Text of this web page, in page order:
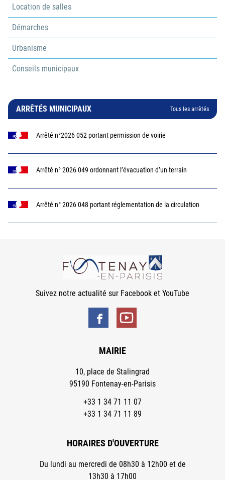
Location de salles
Démarches
Urbanisme
Conseils municipaux
ARRÊTÉS MUNICIPAUX Tous les arrêtés
Arrêté n°2026 052 portant permission de voirie
Arrêté n° 2026 049 ordonnant l’évacuation d’un terrain
Arrêté n° 2026 048 portant réglementation de la circulation
Suivez notre actualité sur Facebook et YouTube
MAIRIE
10, place de Stalingrad
95190 Fontenay-en-Parisis
+33 1 34 71 11 07
+33 1 34 71 11 89
HORAIRES D'OUVERTURE
Du lundi au mercredi de 08h30 à 12h00 et de
13h30 à 17h00